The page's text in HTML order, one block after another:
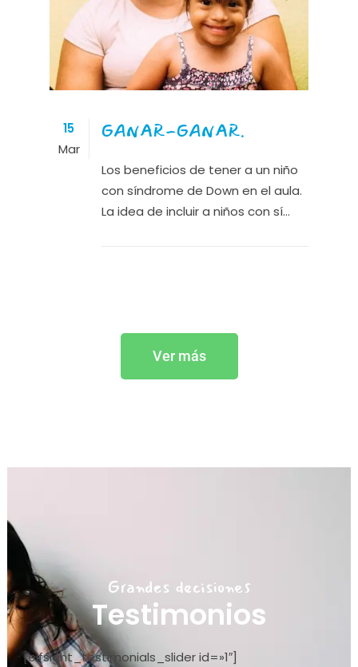
15
Mar
GANAR-GANAR.
Los beneficios de tener a un niño
con síndrome de Down en el aula.
La idea de incluir a niños con sí...
Ver más
Grandes decisiones
Testimonios
[elfsight_testimonials_slider id=»1″]